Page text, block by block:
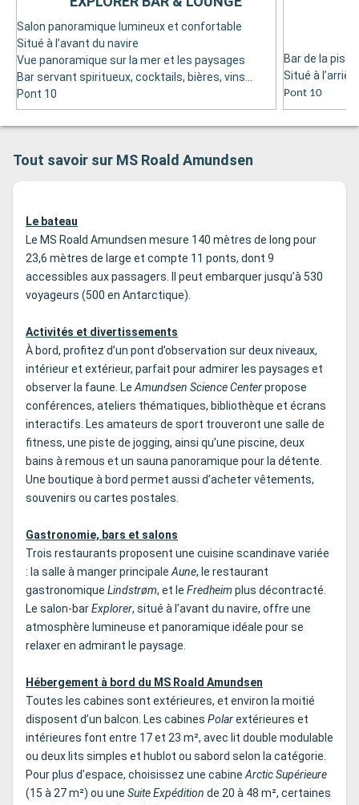
Salon panoramique lumineux et confortable
Situé à l’avant du navire
Vue panoramique sur la mer et les paysages
Bar servant spiritueux, cocktails, bières, vins…
Pont 10
Bar de la
Situé à
Pont 10
Tout savoir sur MS Roald Amundsen
Le bateau
Le MS Roald Amundsen mesure 140 mètres de long pour
23,6 mètres de large et compte 11 ponts, dont 9
accessibles aux passagers. Il peut embarquer jusqu’à 530
voyageurs (500 en Antarctique).
Activités et divertissements
À bord, profitez d’un pont d’observation sur deux niveaux,
intérieur et extérieur, parfait pour admirer les paysages et
observer la faune. LeAmundsen Science Centerpropose
conférences, ateliers thématiques, bibliothèque et écrans
interactifs. Les amateurs de sport trouveront une salle de
fitness, une piste de jogging, ainsi qu’une piscine, deux
bains à remous et un sauna panoramique pour la détente.
Une boutique à bord permet aussi d’acheter vêtements,
souvenirs ou cartes postales.
Gastronomie, bars et salons
Trois restaurants proposent une cuisine scandinave variée
: la salle à manger principaleAune, le restaurant
gastronomique Lindstrøm, et le Fredheim plus décontracté.
Le salon-barExplorer, situé à l’avant du navire, offre une
atmosphère lumineuse et panoramique idéale pour se
relaxer en admirant le paysage.
Hébergement à bord du MS Roald Amundsen
Toutes les cabines sont extérieures, et environ la moitié
disposent d’un balcon. Les cabines Polarextérieures et
intérieures font entre 17 et 23 m², avec lit double modulable
ou deux lits simples et hublot ou sabord selon la catégorie.
Pour plus d’espace, choisissez une cabineArctic Supérieure
(15 à 27 m²) ou une Suite Expédition de 20 à 48 m², certaines